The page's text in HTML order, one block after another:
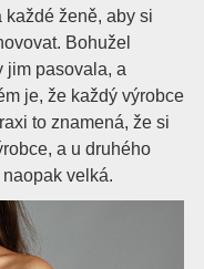
každé ženě, aby si
Bohužel
jim pasovala, a
je, že každý výrobce
to znamená, že si
a u druhého
velká.